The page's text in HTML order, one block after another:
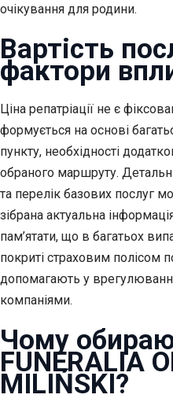
очікування для родини.
Вартість
фактори
Ціна репатріації не є
формується на основі
пункту, необхідності
обраного маршруту.
та перелік базових послуг
зібрана актуальна
пам’ятати, що в багатьох
покриті страховим полісом
допомагають у
компаніями.
Чому
FUNERALIA
MILIŃSKI?